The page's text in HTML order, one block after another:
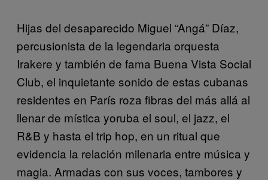
Hijas del desaparecido Miguel “Angá” Díaz,
percusionista de la legendaria orquesta
Irakere y también de fama Buena Vista Social
Club, el inquietante sonido de estas cubanas
residentes en París roza fibras del más allá al
llenar de mística yoruba el soul, el jazz, el
R&B y hasta el trip hop, en un ritual que
evidencia la relación milenaria entre música y
magia. Armadas con sus voces, tambores y